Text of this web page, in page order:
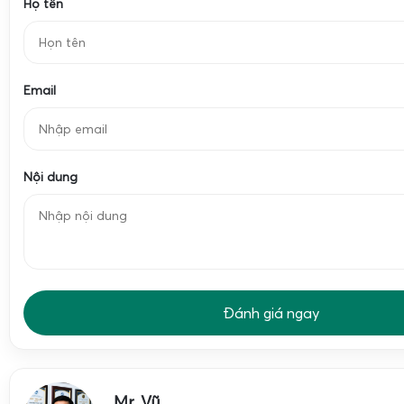
dụng tại các chợ đầu mối và cửa hàng tạp hóa, nơi mặt
phải thay đổi vị trí bày hàng liên tục. Khung cân làm từ
trong thời gian dài. Bốn chân cân được bọc cao su
bánh xe không chạm đất
nhẹ thân cân về phía có bánh xe, lúc này bánh xe mới
Bàn cân cao 30cm
là một ưu điểm lớn khi sử dụng trong
mối nông sản. Chiều cao này giúp người bán dễ dàng đặt
trong nhiều giờ. Đồng thời, khoảng cách từ mặt đất đến
Họ tên
Email
Nội dung
Đánh giá ngay